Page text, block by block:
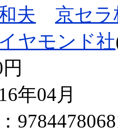
夫
京セ
ヤモンド社
年04月